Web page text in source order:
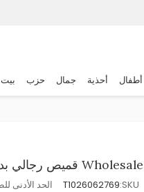
أطفال أحذية جمال حزب بيت
Wholesale قميص رجالي بدون أكمام كاجوال بلون موحد قابل للتنفس
SKU:
T1026062769 الحد الأدنى